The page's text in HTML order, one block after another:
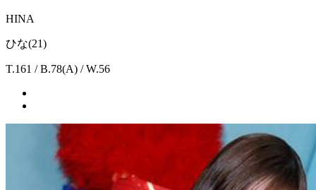
HINA
ひな(21)
T.161 / B.78(A) / W.56